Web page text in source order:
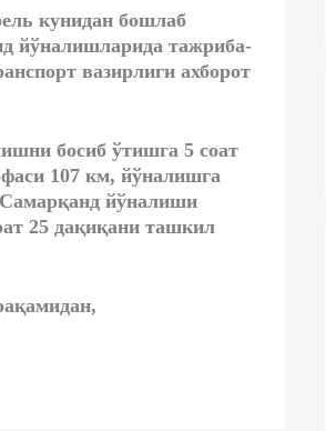
кунидан бошлаб
йўналишларида тажриба-
вазирлиги ахборот
босиб ўтишга 5 соат
107 км, йўналишга
йўналиши
25 дақиқани ташкил